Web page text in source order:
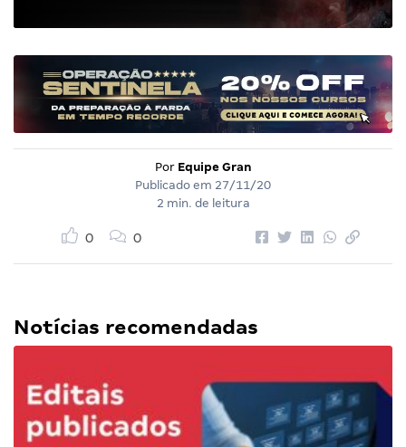
Por Equipe Gran
Publicado em 27/11/20
2 min. de leitura
0 0
Notícias recomendadas